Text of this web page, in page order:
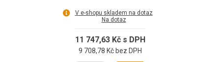
V e-shopu skladem na dotaz
Na dotaz
11 747,63 Kč s DPH
9 708,78 Kč bez DPH